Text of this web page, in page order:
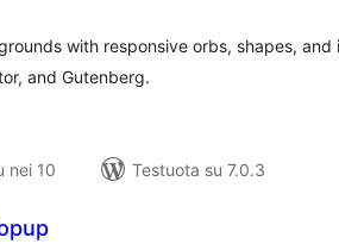
with responsive orbs, shapes, and
and Gutenberg.
nei 10
Testuota su 7.0.3